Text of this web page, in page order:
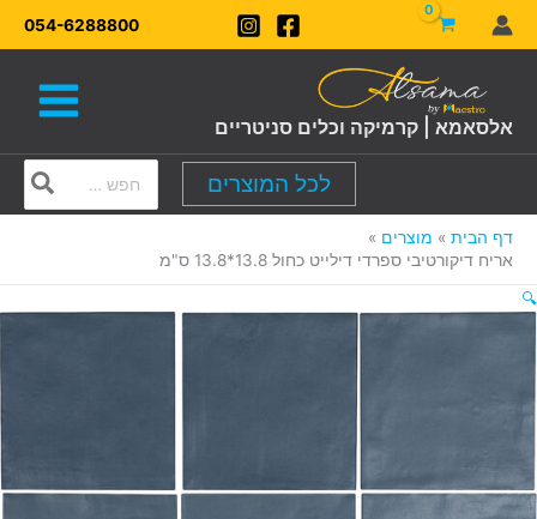
דילוג
לתוכן
054-6288800
אלסאמא | קרמיקה וכלים סניטריים
לכל המוצרים
for:
דף הבית
מוצרים
אריח דיקורטיבי ספרדי דילייט כחול 13.8*13.8 ס"מ
🔍